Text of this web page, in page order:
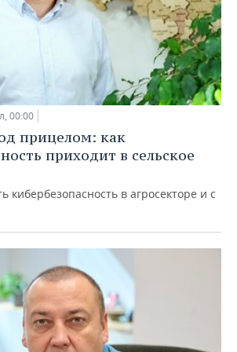
00:00
прицелом: как
приходит в сельское
кибербезопасность в агросекторе и с